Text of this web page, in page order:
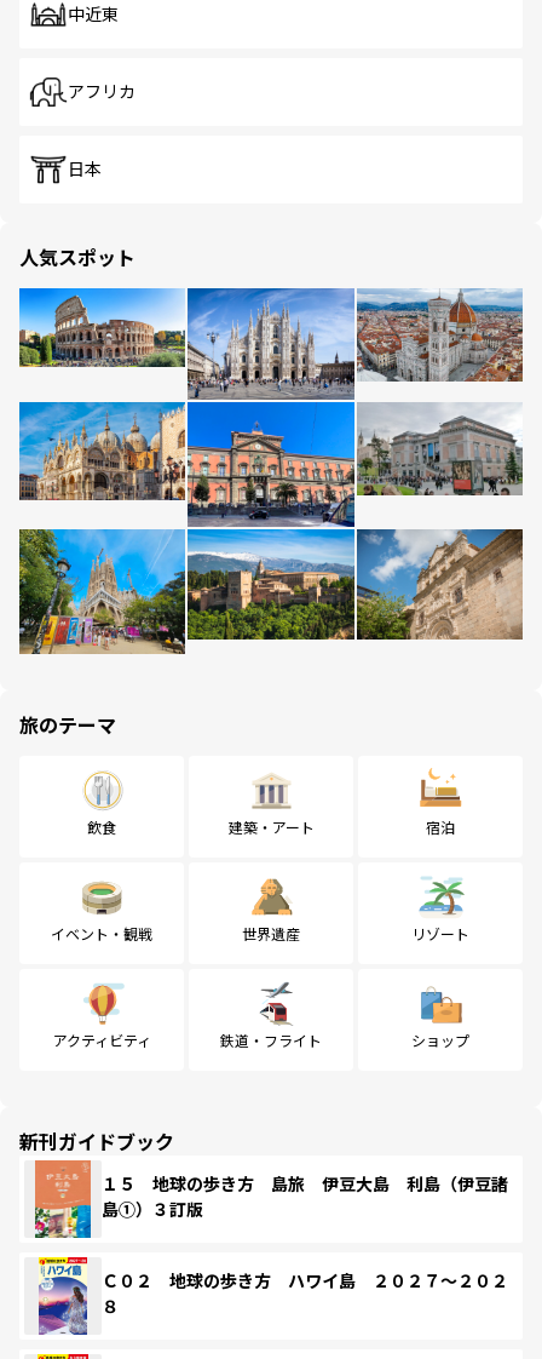
中近東
アフリカ
日本
人気スポット
旅のテーマ
飲食 建築・アート 宿泊
イベント・観戦 世界遺産 リゾート
アクティビティ 鉄道・フライト ショップ
新刊ガイドブック
１５ 地球の歩き方 島旅 伊豆大島 利島（伊豆諸
島①）３訂版
Ｃ０２ 地球の歩き方 ハワイ島 ２０２７～２０２
８